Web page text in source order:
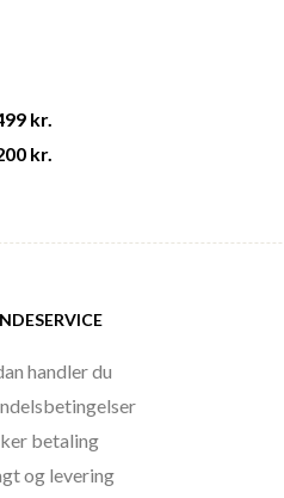
kr.
kr.
handler du
betaling
og levering